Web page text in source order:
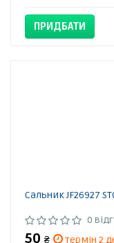
ПРИДБАТИ
Сальник JF26927
0
50 ₴
термін 2